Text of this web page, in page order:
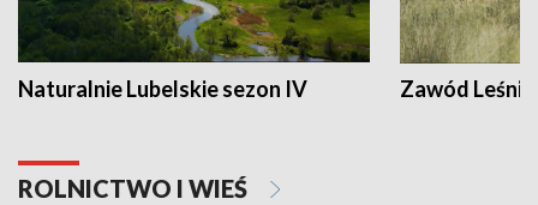
Naturalnie Lubelskie sezon IV Zawód Leśnik
ROLNICTWO I WIEŚ